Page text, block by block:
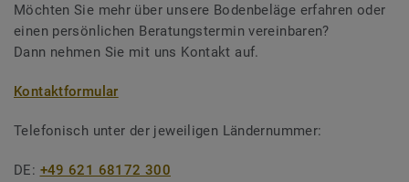
Möchten Sie mehr über unsere Bodenbeläge erfahren oder
einen persönlichen Beratungstermin vereinbaren?
Dann nehmen Sie mit uns Kontakt auf.
Kontaktformular
Telefonisch unter der jeweiligen Ländernummer:
DE: +49 621 68172 300